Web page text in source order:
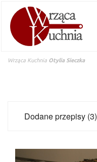
Wrząca Kuchnia Otylia Sieczka
Dodane przepisy (3)